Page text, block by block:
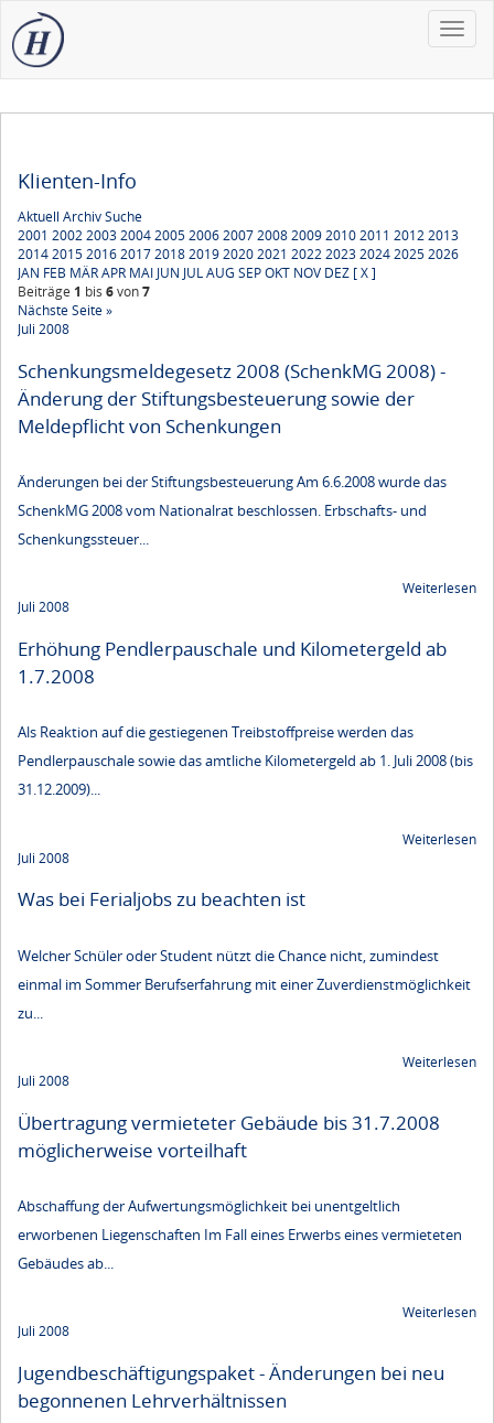
Toggle
Klienten-Info
Aktuell ArchivSuche
2001 2002200320042005200620072008200920102011 20122013
20142015201620172018201920202021 20222023202420252026
JAN FEB MÄRAPR MAI JUN JULAUG SEPOKT NOV DEZ [ X ]
Beiträge 1 bis 6von7
Nächste Seite »
Juli 2008
Schenkungsmeldegesetz 2008 (SchenkMG 2008) -
Änderung der Stiftungsbesteuerung sowie der
Meldepflicht von Schenkungen
Änderungen bei der Stiftungsbesteuerung Am 6.6.2008 wurde das
SchenkMG 2008 vom Nationalrat beschlossen. Erbschafts- und
Schenkungssteuer...
Weiterlesen
Juli 2008
Erhöhung Pendlerpauschale und Kilometergeld ab
1.7.2008
Als Reaktion auf die gestiegenen Treibstoffpreise werden das
Pendlerpauschale sowie das amtliche Kilometergeld ab 1. Juli 2008 (bis
31.12.2009)...
Weiterlesen
Juli 2008
Was bei Ferialjobs zu beachten ist
Welcher Schüler oder Student nützt die Chance nicht, zumindest
einmal im Sommer Berufserfahrung mit einer Zuverdienstmöglichkeit
zu...
Weiterlesen
Juli 2008
Übertragung vermieteter Gebäude bis 31.7.2008
möglicherweise vorteilhaft
Abschaffung der Aufwertungsmöglichkeit bei unentgeltlich
erworbenen Liegenschaften Im Fall eines Erwerbs eines vermieteten
Gebäudes ab...
Weiterlesen
Juli 2008
Jugendbeschäftigungspaket - Änderungen bei neu
begonnenen Lehrverhältnissen